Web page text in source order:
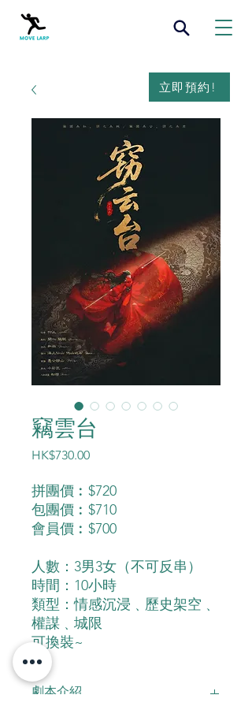
竊雲台
HK$730.00價
拼團價︰$720
包團價︰$710
會員價︰$700
人數：3男3女（不可反串）
時間：10小時
類型：情感沉浸﹑歷史架空﹑
權謀﹑城限
可換裝~
劇本介紹
立即預約!